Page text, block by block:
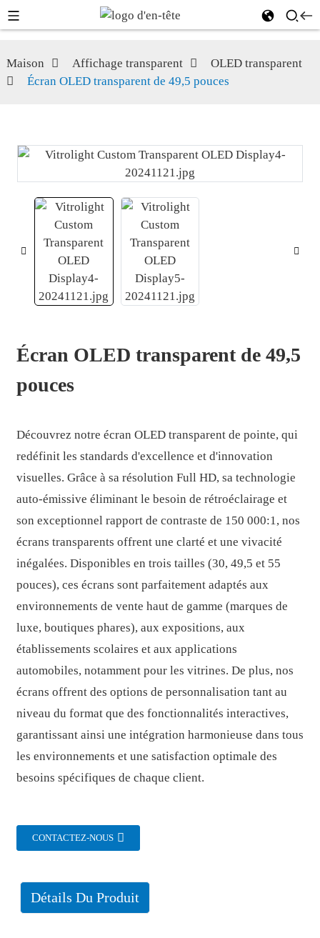
Maison Affichage transparent
OLED transparent
Écran OLED transparent de 49,5 pouces
Écran OLED transparent de 49,5
pouces
Découvrez notre écran OLED transparent de pointe, qui
redéfinit les standards d'excellence et d'innovation
visuelles. Grâce à sa résolution Full HD, sa technologie
auto-émissive éliminant le besoin de rétroéclairage et
son exceptionnel rapport de contraste de 150 000:1, nos
écrans transparents offrent une clarté et une vivacité
inégalées. Disponibles en trois tailles (30, 49,5 et 55
pouces), ces écrans sont parfaitement adaptés aux
environnements de vente haut de gamme (marques de
luxe, boutiques phares), aux expositions, aux
établissements scolaires et aux applications
automobiles, notamment pour les vitrines. De plus, nos
écrans offrent des options de personnalisation tant au
niveau du format que des fonctionnalités interactives,
garantissant ainsi une intégration harmonieuse dans tous
les environnements et une satisfaction optimale des
besoins spécifiques de chaque client.
CONTACTEZ-NOUS
Détails Du Produit